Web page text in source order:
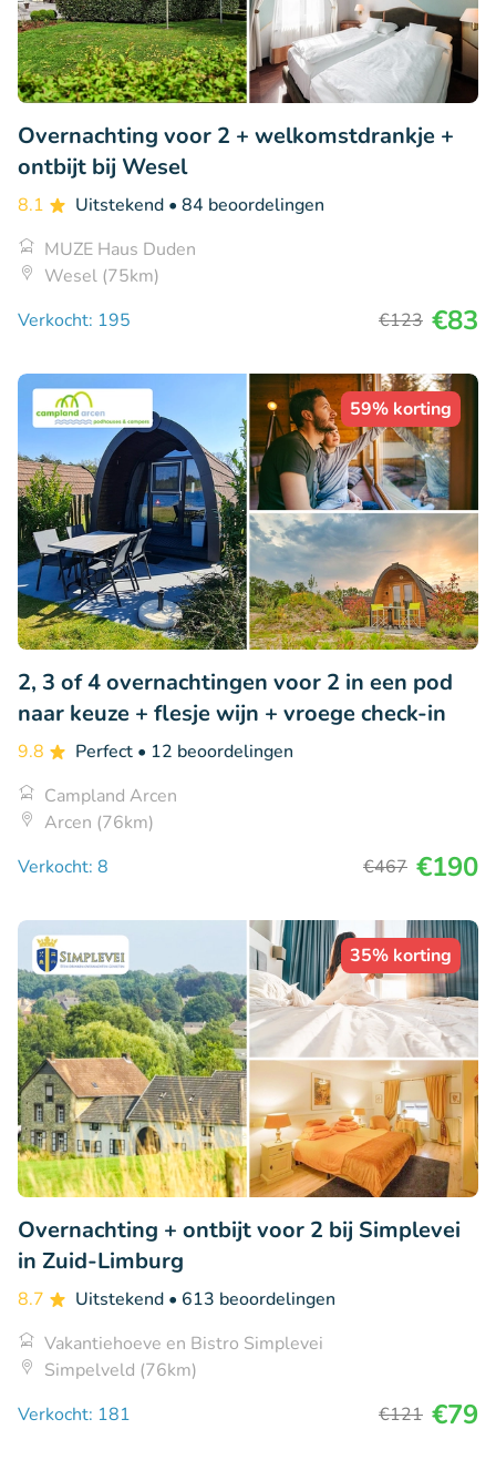
Overnachting voor 2 + welkomstdrankje +
ontbijt bij Wesel
8.1 Uitstekend • 84 beoordelingen
MUZE Haus Duden
Wesel (75km)
Verkocht: 195
€123 €83
59% korting
2, 3 of 4 overnachtingen voor 2 in een pod
naar keuze + flesje wijn + vroege check-in
9.8 Perfect • 12 beoordelingen
Campland Arcen
Arcen (76km)
Verkocht: 8
€467 €190
35% korting
Overnachting + ontbijt voor 2 bij Simplevei
in Zuid-Limburg
8.7 Uitstekend • 613 beoordelingen
Vakantiehoeve en Bistro Simplevei
Simpelveld (76km)
Verkocht: 181
€121 €79